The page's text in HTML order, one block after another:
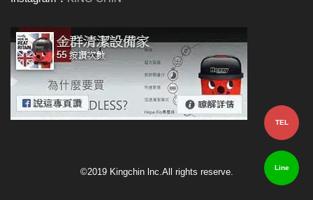
©2019 Kingchin lnc.All rights reserve.
TEL
Line